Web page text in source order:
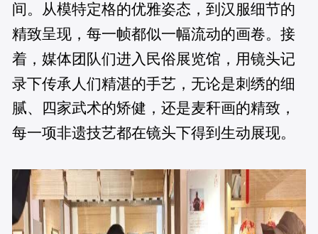
间。从模特定格的优雅姿态，到汉服细节的
精致呈现，每一帧都似一幅流动的画卷。接
着，媒体团队们进入民俗展览馆，用镜头记
录下传承人们精湛的手艺，无论是刺绣的细
腻、四家武术的矫健，还是麦秆画的精致，
每一项非遗技艺都在镜头下得到生动展现。